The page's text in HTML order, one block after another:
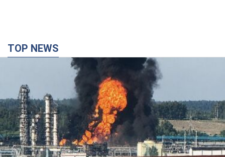
Росія стягнула під Москву три кола захисту
ППО: Зеленський пообіцяв "знаходити
технології" протидії
Президент заявив, що навіть посилена система
протиповітряної оборони РФ не гарантує захисту від
українських ударів
8 часов назад 55,8 т.
Україна придбала у Туреччини 70 балістичних